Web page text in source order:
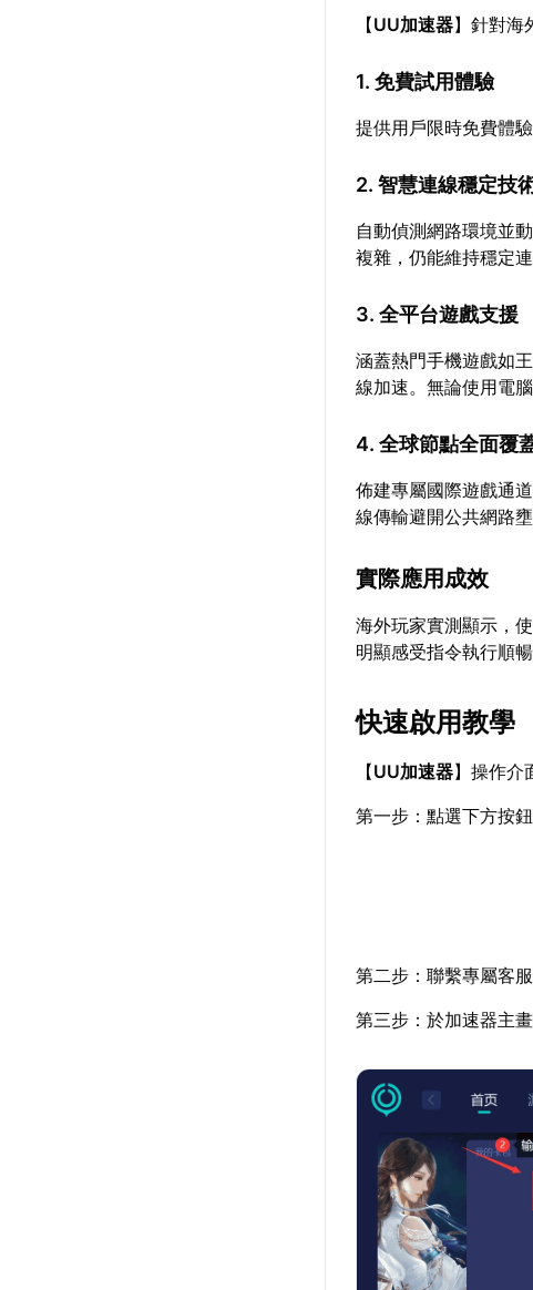
【UU加速器】針對海
1. 免費試用體驗
提供用戶限時免費體
2. 智慧連線穩定技
自動偵測網路環境並
複雜，仍能維持穩定
3. 全平台遊戲支援
涵蓋熱門手機遊戲如
線加速。無論使用電
4. 全球節點全面覆
佈建專屬國際遊戲通
線傳輸避開公共網路
實際應用成效
海外玩家實測顯示，
明顯感受指令執行順
快速啟用教學
【UU加速器】操作介
第一步：點選下方按
第二步：聯繫專屬客
第三步：於加速器主